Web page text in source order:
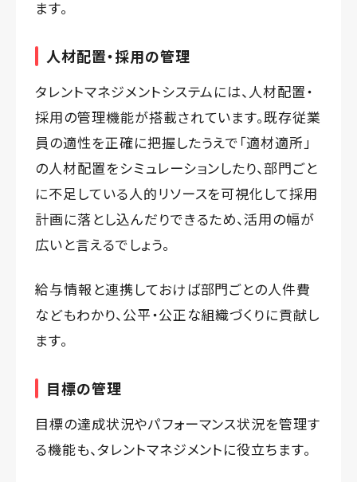
ます。
人材配置・採用の管理
タレントマネジメントシステムには、人材配置・
採用の管理機能が搭載されています。既存従業
員の適性を正確に把握したうえで「適材適所」
の人材配置をシミュレーションしたり、部門ごと
に不足している人的リソースを可視化して採用
計画に落とし込んだりできるため、活用の幅が
広いと言えるでしょう。
給与情報と連携しておけば部門ごとの人件費
などもわかり、公平・公正な組織づくりに貢献し
ます。
目標の管理
目標の達成状況やパフォーマンス状況を管理す
る機能も、タレントマネジメントに役立ちます。